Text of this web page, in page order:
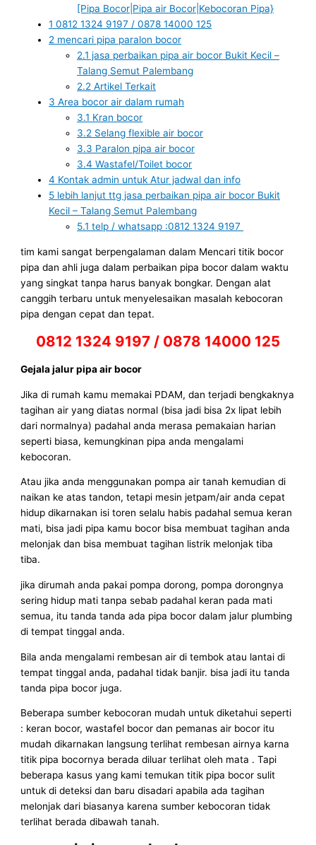
[Pipa Bocor|Pipa air Bocor|Kebocoran Pipa}
1 0812 1324 9197 / 0878 14000 125
2 mencari pipa paralon bocor
2.1 jasa perbaikan pipa air bocor Bukit Kecil –
Talang Semut Palembang
2.2 Artikel Terkait
3 Area bocor air dalam rumah
3.1 Kran bocor
3.2 Selang flexible air bocor
3.3 Paralon pipa air bocor
3.4 Wastafel/Toilet bocor
4 Kontak admin untuk Atur jadwal dan info
5 lebih lanjut ttg jasa perbaikan pipa air bocor Bukit
Kecil – Talang Semut Palembang
5.1 telp / whatsapp :0812 1324 9197
tim kami sangat berpengalaman dalam Mencari titik bocor
pipa dan ahli juga dalam perbaikan pipa bocor dalam waktu
yang singkat tanpa harus banyak bongkar. Dengan alat
canggih terbaru untuk menyelesaikan masalah kebocoran
pipa dengan cepat dan tepat.
0812 1324 9197 / 0878 14000 125
Gejala jalur pipa air bocor
Jika di rumah kamu memakai PDAM, dan terjadi bengkaknya
tagihan air yang diatas normal (bisa jadi bisa 2x lipat lebih
dari normalnya) padahal anda merasa pemakaian harian
seperti biasa, kemungkinan pipa anda mengalami
kebocoran.
Atau jika anda menggunakan pompa air tanah kemudian di
naikan ke atas tandon, tetapi mesin jetpam/air anda cepat
hidup dikarnakan isi toren selalu habis padahal semua keran
mati, bisa jadi pipa kamu bocor bisa membuat tagihan anda
melonjak dan bisa membuat tagihan listrik melonjak tiba
tiba.
jika dirumah anda pakai pompa dorong, pompa dorongnya
sering hidup mati tanpa sebab padahal keran pada mati
semua, itu tanda tanda ada pipa bocor dalam jalur plumbing
di tempat tinggal anda.
Bila anda mengalami rembesan air di tembok atau lantai di
tempat tinggal anda, padahal tidak banjir. bisa jadi itu tanda
tanda pipa bocor juga.
Beberapa sumber kebocoran mudah untuk diketahui seperti
: keran bocor, wastafel bocor dan pemanas air bocor itu
mudah dikarnakan langsung terlihat rembesan airnya karna
titik pipa bocornya berada diluar terlihat oleh mata . Tapi
beberapa kasus yang kami temukan titik pipa bocor sulit
untuk di deteksi dan baru disadari apabila ada tagihan
melonjak dari biasanya karena sumber kebocoran tidak
terlihat berada dibawah tanah.